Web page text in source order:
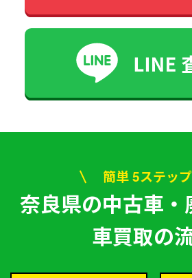
簡単 5ステップ
奈良県の中古車・
車買取の